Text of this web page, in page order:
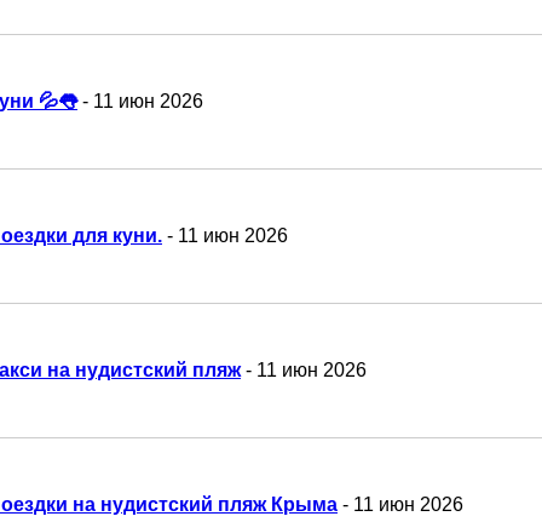
💦👅- 11 июн 2026
для куни. - 11 июн 2026
на нудистский пляж- 11 июн 2026
на нудистский пляж Крыма - 11 июн 2026